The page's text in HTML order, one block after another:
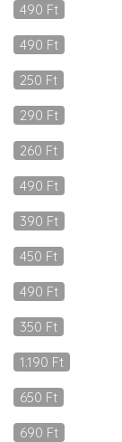
490 Ft
490 Ft
250 Ft
290 Ft
260 Ft
490 Ft
390 Ft
450 Ft
490 Ft
350 Ft
1.190 Ft
650 Ft
690 Ft